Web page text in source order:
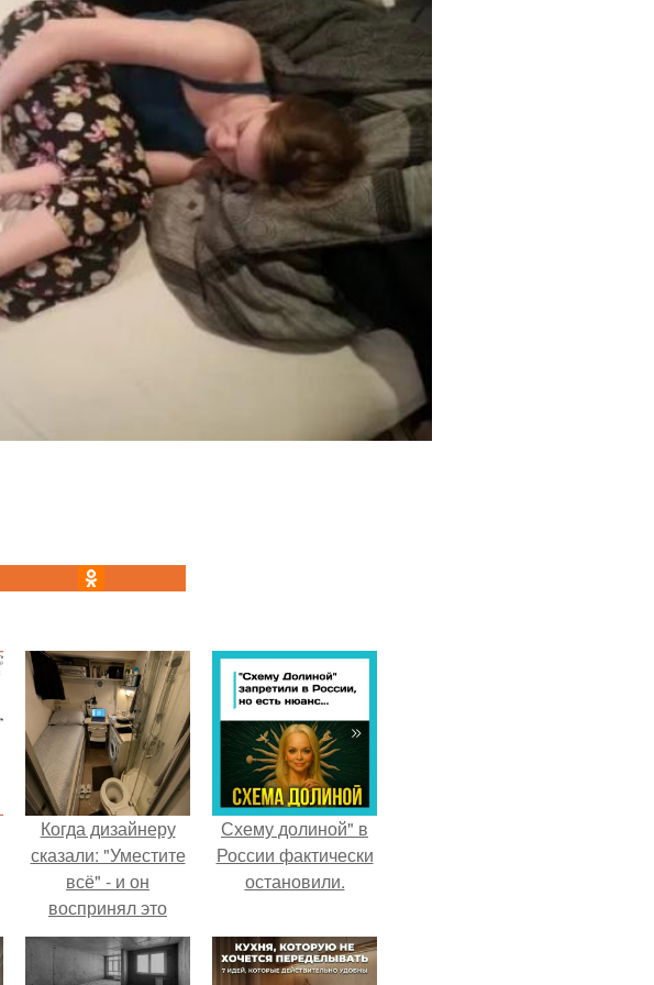
Когда дизайнеру
сказали: "Уместите
всё" - и он
воспринял это
слишком
буквально.
Схему долиной" в
России фактически
остановили.